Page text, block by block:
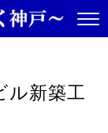
ル新築工